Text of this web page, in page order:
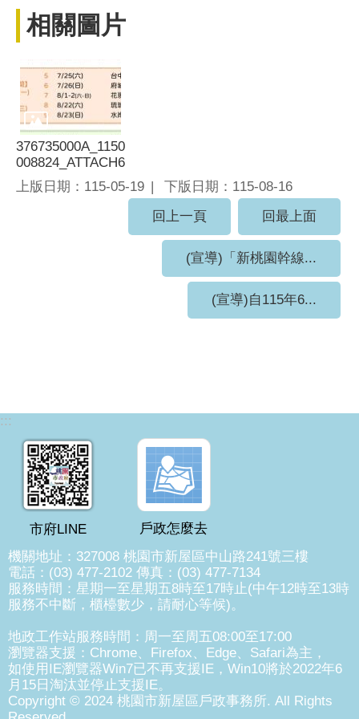
相關圖片
376735000A_1150
008824_ATTACH6
上版日期：115-05-19
下版日期：115-08-16
回上一頁
回最上面
(宣導)「新桃園幹線...
(宣導)自115年6...
:::
市府LINE
戶政怎麼去
機關地址：327008 桃園市新屋區中山路241號三樓
電話：(03) 477-2102 傳真：(03) 477-7134
服務時間：星期一至星期五8時至17時止(中午12時至13時
服務不中斷，櫃檯數少，請耐心等候)。
地政工作站服務時間：周一至周五08:00至17:00
瀏覽器支援：Chrome、Firefox、Edge、Safari為主，
如使用IE瀏覽器Win7已不再支援IE，Win10將於2022年6
月15日淘汰並停止支援IE。
Copyright © 2024 桃園市新屋區戶政事務所. All Rights